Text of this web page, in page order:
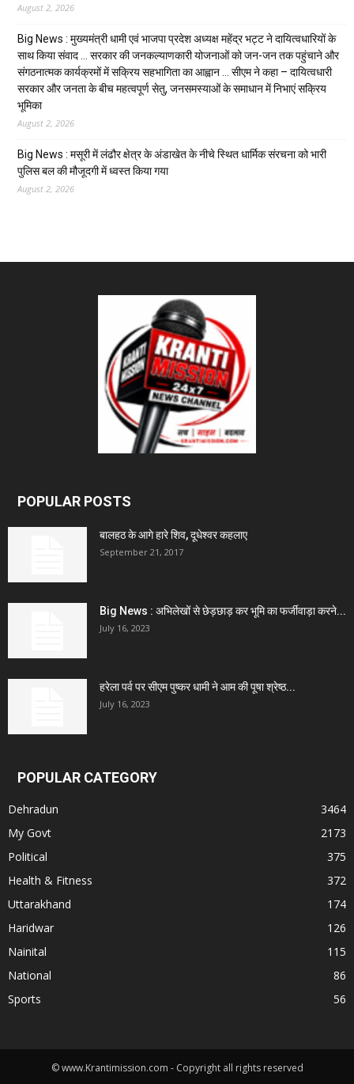
August 2, 2026
Big News : मुख्यमंत्री धामी एवं भाजपा प्रदेश अध्यक्ष महेंद्र भट्ट ने दायित्वधारियों के
साथ किया संवाद … सरकार की जनकल्याणकारी योजनाओं को जन-जन तक पहुंचाने और
संगठनात्मक कार्यक्रमों में सक्रिय सहभागिता का आह्वान … सीएम ने कहा – दायित्वधारी
सरकार और जनता के बीच महत्वपूर्ण सेतु, जनसमस्याओं के समाधान में निभाएं सक्रिय
भूमिका
August 2, 2026
Big News : मसूरी में लंढौर क्षेत्र के अंडाखेत के नीचे स्थित धार्मिक संरचना को भारी
पुलिस बल की मौजूदगी में ध्वस्त किया गया
August 2, 2026
POPULAR POSTS
बालहठ के आगे हारे शिव, दूधेश्वर कहलाए
September 21, 2017
Big News : अभिलेखों से छेड़छाड़ कर भूमि का फर्जीवाड़ा करने...
July 16, 2023
हरेला पर्व पर सीएम पुष्कर धामी ने आम की पूषा श्रेष्ठ...
July 16, 2023
POPULAR CATEGORY
Dehradun
3464
My Govt
2173
Political
375
Health & Fitness
372
Uttarakhand
174
Haridwar
126
Nainital
115
National
86
Sports
56
© www.Krantimission.com - Copyright all rights reserved